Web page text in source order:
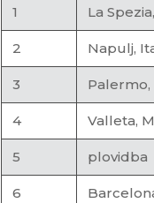
1 La
2 Napulj,
3 Palermo,
4 Valleta,
5 plovidba
6